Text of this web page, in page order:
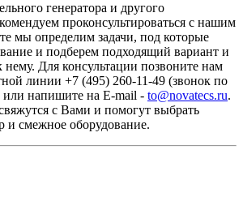
генератора и другого
проконсультироваться с нашим
мы определим задачи, под которые
и подберем подходящий вариант и
нему. Для консультации позвоните нам
линии +7 (495) 260-11-49 (звонок по
или напишите на E-mail - to@novatecs.ru.
с Вами и помогут выбрать
и смежное оборудование.